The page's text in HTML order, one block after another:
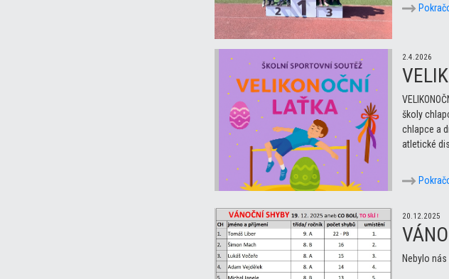
2.4.2026
školy
chlapce a
atletické
20.12.2025
Nebylo